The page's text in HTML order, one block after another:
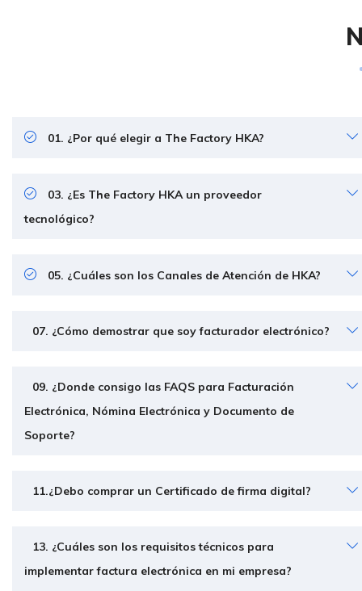
01. ¿Por qué elegir a The Factory HKA?
03. ¿Es The Factory HKA un proveedor
tecnológico?
05. ¿Cuáles son los Canales de Atención de HKA?
07. ¿Cómo demostrar que soy facturador electrónico?
09. ¿Donde consigo las FAQS para Facturación
Electrónica, Nómina Electrónica y Documento de
Soporte?
11.¿Debo comprar un Certificado de firma digital?
13. ¿Cuáles son los requisitos técnicos para
implementar factura electrónica en mi empresa?